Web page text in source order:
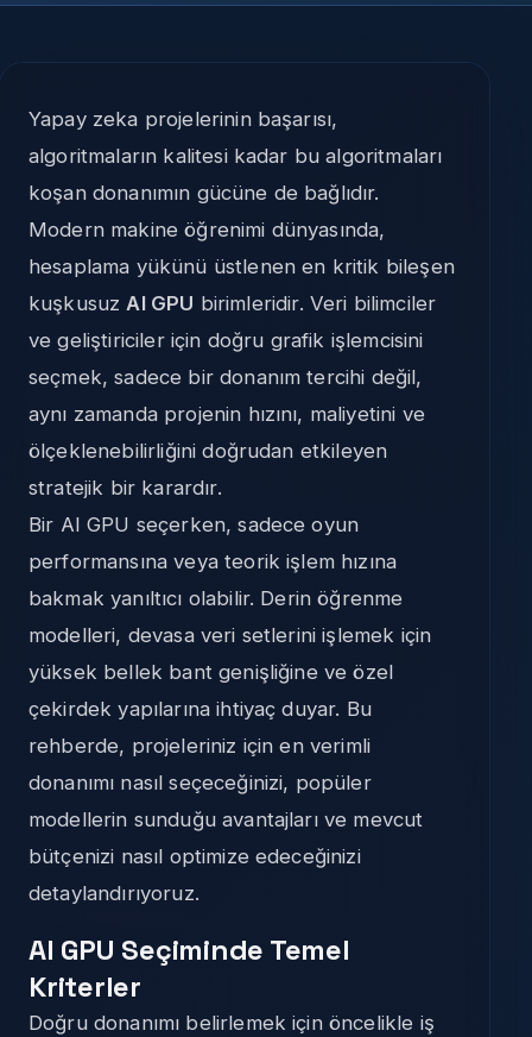
Yapay zeka projelerinin başarısı,
algoritmaların kalitesi kadar bu algoritmaları
koşan donanımın gücüne de bağlıdır.
Modern makine öğrenimi dünyasında,
hesaplama yükünü üstlenen en kritik bileşen
kuşkusuz AI GPU birimleridir. Veri bilimciler
ve geliştiriciler için doğru grafik işlemcisini
seçmek, sadece bir donanım tercihi değil,
aynı zamanda projenin hızını, maliyetini ve
ölçeklenebilirliğini doğrudan etkileyen
stratejik bir karardır.
Bir AI GPU seçerken, sadece oyun
performansına veya teorik işlem hızına
bakmak yanıltıcı olabilir. Derin öğrenme
modelleri, devasa veri setlerini işlemek için
yüksek bellek bant genişliğine ve özel
çekirdek yapılarına ihtiyaç duyar. Bu
rehberde, projeleriniz için en verimli
donanımı nasıl seçeceğinizi, popüler
modellerin sunduğu avantajları ve mevcut
bütçenizi nasıl optimize edeceğinizi
detaylandırıyoruz.
AI GPU Seçiminde Temel
Kriterler
Doğru donanımı belirlemek için öncelikle iş